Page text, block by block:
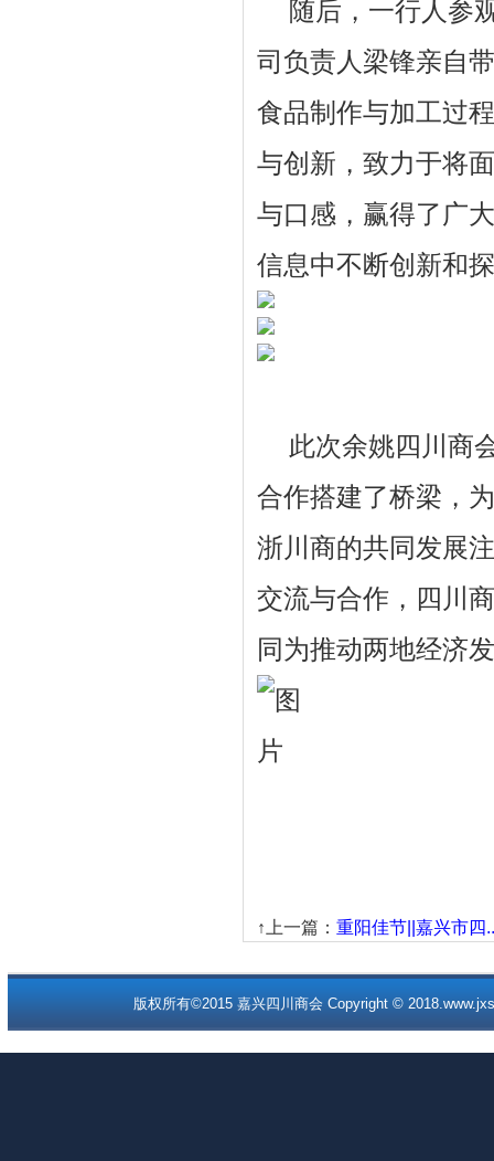
随后，一行人参
司负责人梁锋亲自
食品制作与加工过
与创新，致力于将
与口感，赢得了广
信息中不断创新和
此次余姚四川商
合作搭建了桥梁，
浙川商的共同发展
交流与合作，四川
同为推动两地经济
↑上一篇： 重阳佳节||嘉兴市四
版权所有©2015 嘉兴四川商会 Copyright ©